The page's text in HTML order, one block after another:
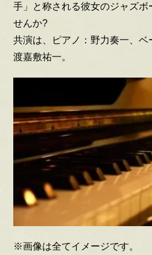
手」と称される彼女のジャズボ
せんか?
共演は、ピアノ：野力奏一、ベ
渡嘉敷祐一。
※画像は全てイメージです。